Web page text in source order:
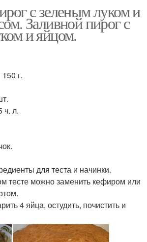
с зеленым луком и
Заливной пирог с
и яйцом.
г.
ч. л.
для теста и начинки.
тесте можно заменить кефиром или
4 яйца, остудить, почистить и